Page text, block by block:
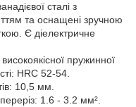
сталі з
та оснащені зручною
Є діелектричне
високоякісної пружинної
HRC 52-54.
10,5 мм.
переріз: 1.6 - 3.2 мм².